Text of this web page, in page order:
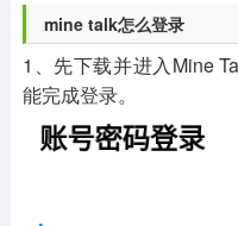
mine talk怎么登录
1、先下载并进入Mine
能完成登录。